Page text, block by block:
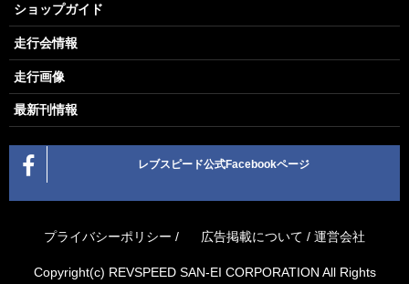
ショップガイド
走行会情報
走行画像
最新刊情報
レブスピード公式Facebookページ
プライバシーポリシー / 広告掲載について / 運営会社
Copyright(c) REVSPEED SAN-EI CORPORATION All Rights